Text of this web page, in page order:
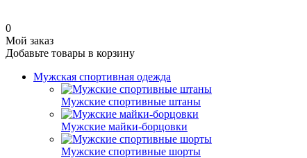
0
Мой заказ
Добавьте товары в корзину
Мужская спортивная одежда
Мужские спортивные штаны
Мужские майки-борцовки
Мужские спортивные шорты